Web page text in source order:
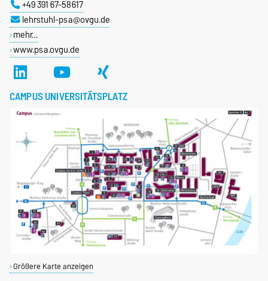
+49 391 67-58617
lehrstuhl-psa@ovgu.de
mehr…
www.psa.ovgu.de
CAMPUS UNIVERSITÄTSPLATZ
Größere Karte anzeigen